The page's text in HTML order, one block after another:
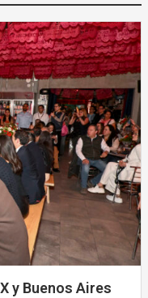
y Buenos Aires